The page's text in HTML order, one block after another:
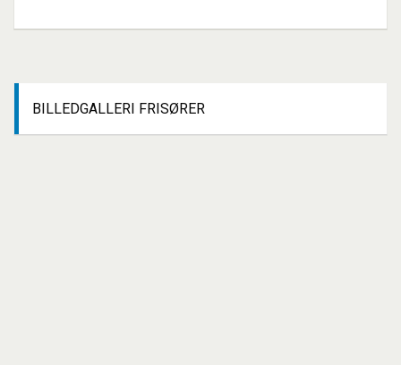
BILLEDGALLERI FRISØRER